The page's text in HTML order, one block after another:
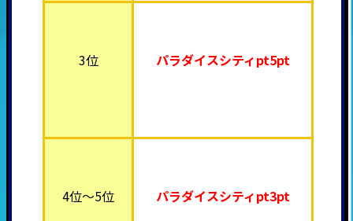
3位 パラダイスシティpt5pt
4位～5位 パラダイスシティpt3pt